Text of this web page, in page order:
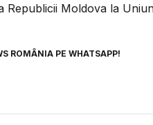
Moldova la
ROMÂNIA PE WHATSAPP!